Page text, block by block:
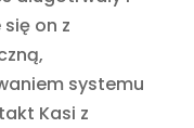
on z
systemu
Kasi z